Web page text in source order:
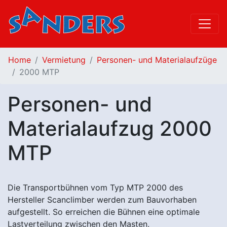
Home Vermietung
Personen- und Materialaufzüge
2000 MTP
Personen- und
Materialaufzug 2000
MTP
Die Transportbühnen vom Typ MTP 2000 des
Hersteller Scanclimber werden zum Bauvorhaben
aufgestellt. So erreichen die Bühnen eine optimale
Lastverteilung zwischen den Masten.